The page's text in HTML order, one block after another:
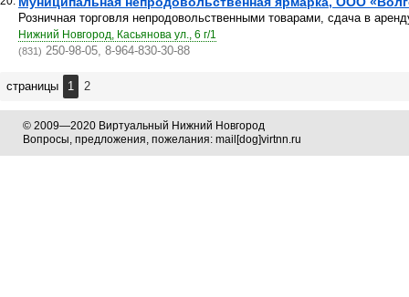
Розничная торговля непродовольственными товарами, сдача в
Нижний Новгород, Касьянова ул., 6 г/1
(831) 250-98-05, 8-964-830-30-88
страницы 1 2
© 2009—2020 Виртуальный Нижний Новгород
Вопросы, предложения, пожелания: mail[dog]virtnn.ru